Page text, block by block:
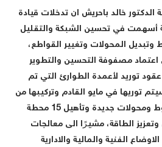
خالد باحريش ان تدخلات قيادة
في تحسين الشبكة والتقليل
المحولات وتغيير القواطع،
مصفوفة التحسين والتطوير
توريد لأعمدة الطوارئ التي تم
في مايو القادم وتركيبها من
قبل كادر فني محلي، وخطوط ومحولات جديدة وتأهيل 15 محطة
الطاقة، مشيرًا الى معالجات
الفنية والمالية والادارية